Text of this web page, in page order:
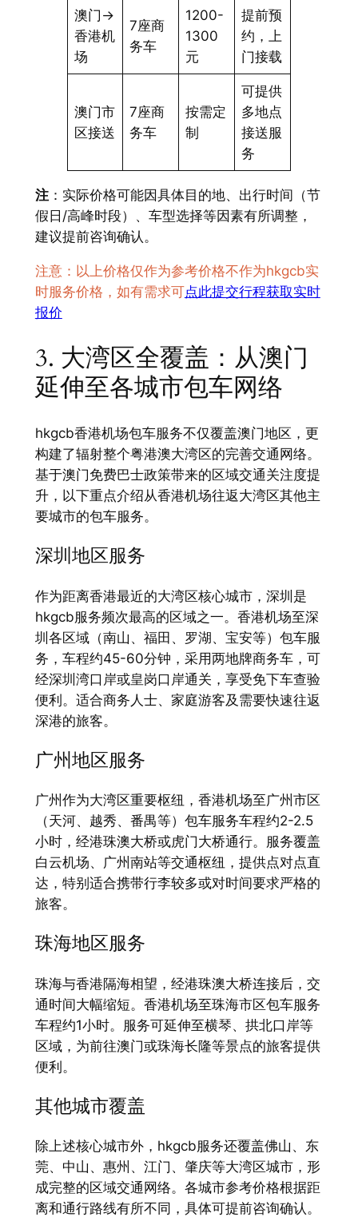
澳门→
香港机
场
7座商
务车
1200-
1300
元
提前预
约，上
门接载
澳门市
区接送
7座商
务车
按需定
制
可提供
多地点
接送服
务
注：实际价格可能因具体目的地、出行时间（节
假日/高峰时段）、车型选择等因素有所调整，
建议提前咨询确认。
注意：以上价格仅作为参考价格不作为hkgcb实
时服务价格，如有需求可点此提交行程获取实时
报价
3. 大湾区全覆盖：从澳门
延伸至各城市包车网络
hkgcb香港机场包车服务不仅覆盖澳门地区，更
构建了辐射整个粤港澳大湾区的完善交通网络。
基于澳门免费巴士政策带来的区域交通关注度提
升，以下重点介绍从香港机场往返大湾区其他主
要城市的包车服务。
深圳地区服务
作为距离香港最近的大湾区核心城市，深圳是
hkgcb服务频次最高的区域之一。香港机场至深
圳各区域（南山、福田、罗湖、宝安等）包车服
务，车程约45-60分钟，采用两地牌商务车，可
经深圳湾口岸或皇岗口岸通关，享受免下车查验
便利。适合商务人士、家庭游客及需要快速往返
深港的旅客。
广州地区服务
广州作为大湾区重要枢纽，香港机场至广州市区
（天河、越秀、番禺等）包车服务车程约2-2.5
小时，经港珠澳大桥或虎门大桥通行。服务覆盖
白云机场、广州南站等交通枢纽，提供点对点直
达，特别适合携带行李较多或对时间要求严格的
旅客。
珠海地区服务
珠海与香港隔海相望，经港珠澳大桥连接后，交
通时间大幅缩短。香港机场至珠海市区包车服务
车程约1小时。服务可延伸至横琴、拱北口岸等
区域，为前往澳门或珠海长隆等景点的旅客提供
便利。
其他城市覆盖
除上述核心城市外，hkgcb服务还覆盖佛山、东
莞、中山、惠州、江门、肇庆等大湾区城市，形
成完整的区域交通网络。各城市参考价格根据距
离和通行路线有所不同，具体可提前咨询确认。